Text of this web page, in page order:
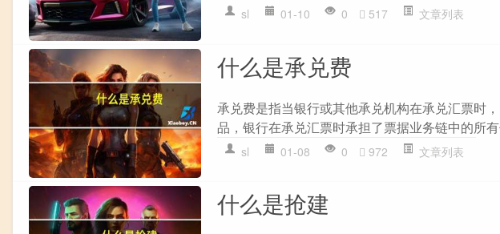
sl 01-10 0 517 文章列表
什么是承兑费
承兑费是指当银行或其他承兑机构在承兑汇票时
品，银行在承兑汇票时承担了票据业务链中的所
sl 01-08 0 972 文章列表
什么是抢建